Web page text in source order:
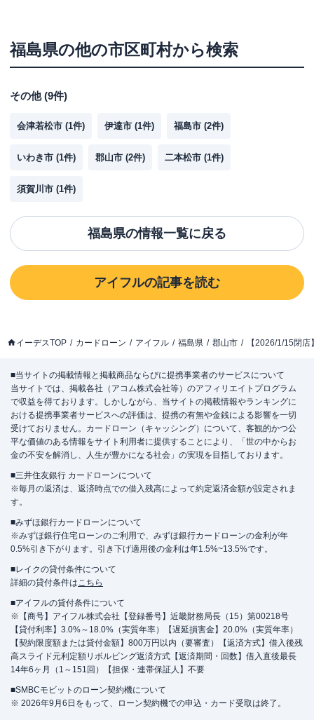
福島県の他の市区町村から検索
その他(9件)
会津若松市 (1件) 伊達市 (1件) 福島市 (2件)
いわき市 (1件) 郡山市 (2件) 二本松市 (1件)
須賀川市 (1件)
福島県の情報一覧に戻る
アイフルの記事を読む
イーデスTOP カードローン アイフル 福島県 郡山市 【2026/1/15閉
■当サイトの掲載情報と掲載商品ならびに提携事業者のサービスについて
当サイトでは、掲載各社（アコム株式会社等）のアフィリエイトプログラム
で収益を得ております。しかしながら、当サイトの掲載情報やランキングに
おける提携事業者サービスへの評価は、提携の有無や金銭による影響を一切
受けておりません。カードローン（キャッシング）について、客観的かつ公
平な価値のある情報をサイト利用者に提供することにより、「世の中からお
金の不安を解消し、人生が豊かになる社会」の実現を目指しております。
■三井住友銀行 カードローンについて
※毎月の返済は、返済時点での借入残高によって約定返済金額が設定されま
す。
■みずほ銀行カードローンについて
※みずほ銀行住宅ローンのご利用で、みずほ銀行カードローンの金利が年
0.5%引き下がります。引き下げ適用後の金利は年1.5%~13.5%です。
■レイクの貸付条件について
詳細の貸付条件はこちら
■アイフルの貸付条件について
※【商号】アイフル株式会社【登録番号】近畿財務局長（15）第00218号
【貸付利率】3.0%～18.0%（実質年率）【遅延損害金】20.0%（実質年率）
【契約限度額または貸付金額】800万円以内（要審査）【返済方式】借入後残
高スライド元利定額リボルビング返済方式【返済期間・回数】借入直後最長
14年6ヶ月（1～151回）【担保・連帯保証人】不要
■SMBCモビットのローン契約機について
※ 2026年9月6日をもって、ローン契約機での申込・カード受取は終了。